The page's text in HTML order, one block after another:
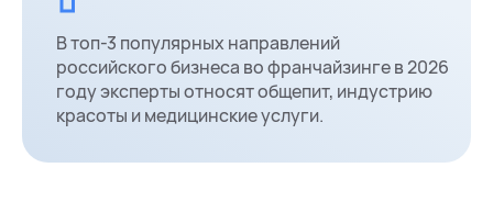
В топ-3 популярных направлений
российского бизнеса во франчайзинге в 2026
году эксперты относят общепит, индустрию
красоты и медицинские услуги.